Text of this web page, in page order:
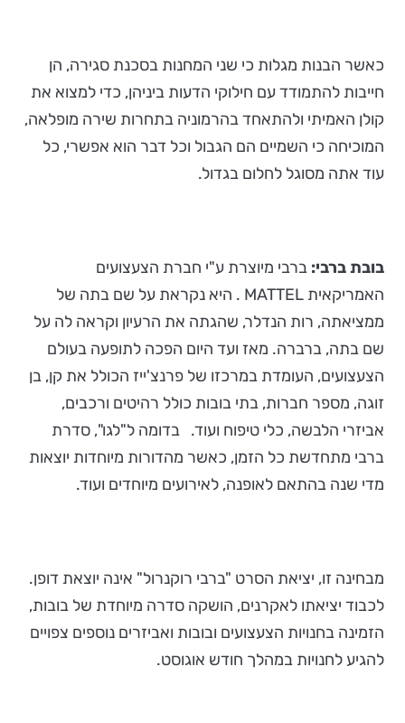
כאשר הבנות מגלות כי שני המחנות בסכנת סגירה, הן
חייבות להתמודד עם חילוקי הדעות ביניהן, כדי למצוא את
קולן האמיתי ולהתאחד בהרמוניה בתחרות שירה מופלאה,
המוכיחה כי השמיים הם הגבול וכל דבר הוא אפשרי, כל
עוד אתה מסוגל לחלום בגדול.
בובת ברבי: ברבי מיוצרת ע"י חברת הצעצועים
האמריקאית MATTEL . היא נקראת על שם בתה של
ממציאתה, רות הנדלר, שהגתה את הרעיון וקראה לה על
שם בתה, ברברה. מאז ועד היום הפכה לתופעה בעולם
הצעצועים, העומדת במרכזו של פרנצ'ייז הכולל את קן, בן
זוגה, מספר חברות, בתי בובות כולל רהיטים ורכבים,
אביזרי הלבשה, כלי טיפוח ועוד. בדומה ל"לגו", סדרת
ברבי מתחדשת כל הזמן, כאשר מהדורות מיוחדות יוצאות
מדי שנה בהתאם לאופנה, לאירועים מיוחדים ועוד.
מבחינה זו, יציאת הסרט "ברבי רוקנרול" אינה יוצאת דופן.
לכבוד יציאתו לאקרנים, הושקה סדרה מיוחדת של בובות,
הזמינה בחנויות הצעצועים ובובות ואביזרים נוספים צפויים
להגיע לחנויות במהלך חודש אוגוסט.